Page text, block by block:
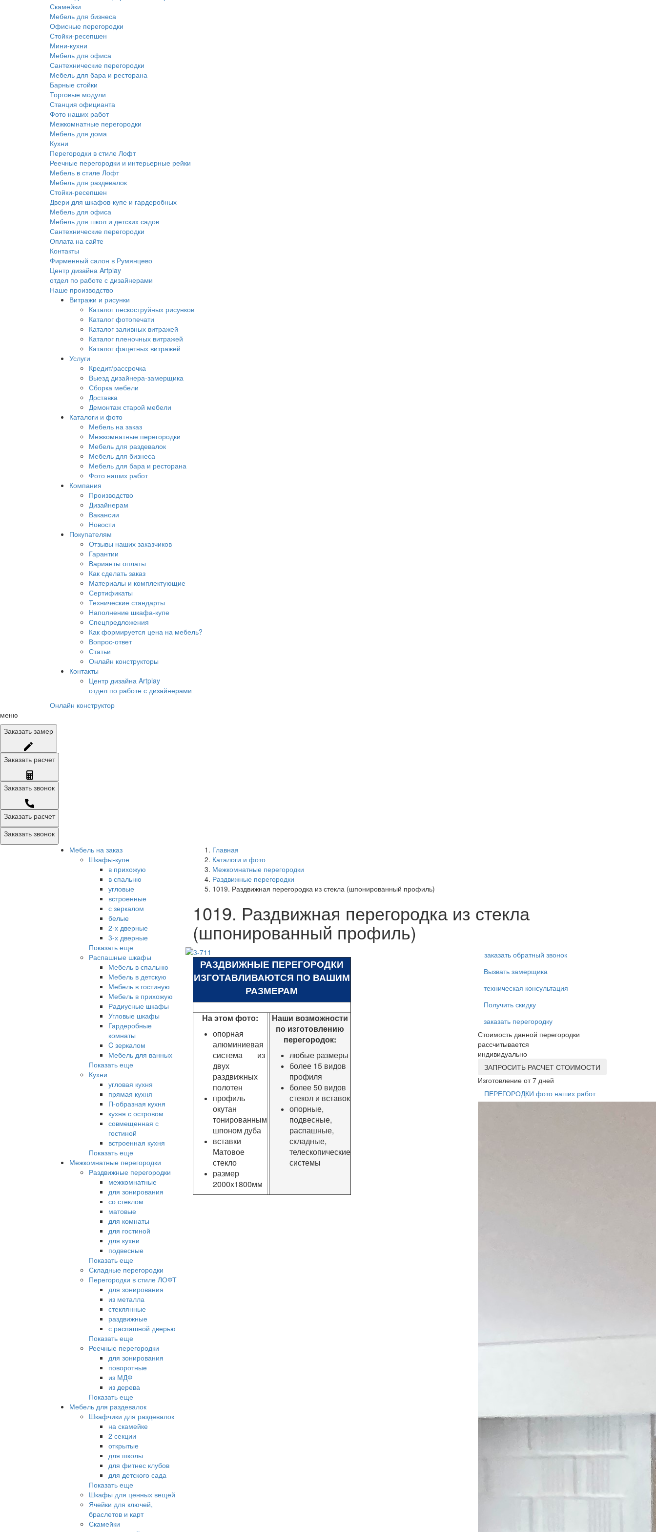
Скамейки
Мебель для бизнеса
Офисные перегородки
Стойки-ресепшен
Мини-кухни
Мебель для офиса
Сантехнические перегородки
Мебель для бара и ресторана
Барные стойки
Торговые модули
Станция официанта
Фото наших работ
Межкомнатные перегородки
Мебель для дома
Кухни
Перегородки в стиле Лофт
Реечные перегородки и интерьерные рейки
Мебель в стиле Лофт
Мебель для раздевалок
Стойки-ресепшен
Двери для шкафов-купе и гардеробных
Мебель для офиса
Мебель для школ и детских садов
Сантехнические перегородки
Оплата на сайте
Контакты
Фирменный салон в Румянцево
Центр дизайна Artplay
отдел по работе с дизайнерами
Наше производство
Витражи и рисунки
Каталог пескоструйных рисунков
Каталог фотопечати
Каталог заливных витражей
Каталог пленочных витражей
Каталог фацетных витражей
Услуги
Кредит/рассрочка
Выезд дизайнера-замерщика
Сборка мебели
Доставка
Демонтаж старой мебели
Каталоги и фото
Мебель на заказ
Межкомнатные перегородки
Мебель для раздевалок
Мебель для бизнеса
Мебель для бара и ресторана
Фото наших работ
Компания
Производство
Дизайнерам
Вакансии
Новости
Покупателям
Отзывы наших заказчиков
Гарантии
Варианты оплаты
Как сделать заказ
Материалы и комплектующие
Сертификаты
Технические стандарты
Наполнение шкафа-купе
Спецпредложения
Как формируется цена на мебель?
Вопрос-ответ
Статьи
Онлайн конструкторы
Контакты
Центр дизайна Artplay
отдел по работе с дизайнерами
Онлайн конструктор
меню
Заказать замер
Заказать расчет
Заказать звонок
Заказать расчет
Заказать звонок
Мебель на заказ
Шкафы-купе
в прихожую
в спальню
угловые
встроенные
с зеркалом
белые
2-х дверные
3-х дверные
Показать еще
Распашные шкафы
Мебель в спальню
Мебель в детскую
Мебель в гостиную
Мебель в прихожую
Радиусные шкафы
Угловые шкафы
Гардеробные
комнаты
C зеркалом
Мебель для ванных
Показать еще
Кухни
угловая кухня
прямая кухня
П-образная кухня
кухня с островом
совмещенная с
гостиной
встроенная кухня
Показать еще
Межкомнатные перегородки
Раздвижные перегородки
межкомнатные
для зонирования
со стеклом
матовые
для комнаты
для гостиной
для кухни
подвесные
Показать еще
Складные перегородки
Перегородки в стиле ЛОФТ
для зонирования
из металла
стеклянные
раздвижные
с распашной дверью
Показать еще
Реечные перегородки
для зонирования
поворотные
из МДФ
из дерева
Показать еще
Мебель для раздевалок
Шкафчики для раздевалок
на скамейке
2 секции
открытые
для школы
для фитнес клубов
для детского сада
Показать еще
Шкафы для ценных вещей
Ячейки для ключей,
браслетов и карт
Скамейки
Главная
Каталоги и фото
Межкомнатные перегородки
Раздвижные перегородки
1019. Раздвижная перегородка из стекла (шпонированный профиль)
1019. Раздвижная перегородка из стекла
(шпонированный профиль)
РАЗДВИЖНЫЕ ПЕРЕГОРОДКИ
ИЗГОТАВЛИВАЮТСЯ ПО ВАШИМ
РАЗМЕРАМ
На этом фото:
опорная
алюминиевая
система из
двух
раздвижных
полотен
профиль
окутан
тонированным
шпоном дуба
вставки
Матовое
стекло
размер
2000х1800мм
Наши возможности
по изготовлению
перегородок:
любые размеры
более 15 видов
профиля
более 50 видов
стекол и вставок
опорные,
подвесные,
распашные,
складные,
телескопические
системы
заказать обратный звонок
Вызвать замерщика
техническая консультация
Получить скидку
заказать перегородку
Стоимость данной перегородки
рассчитывается
индивидуально
ЗАПРОСИТЬ РАСЧЕТ СТОИМОСТИ
Изготовление от 7 дней
ПЕРЕГОРОДКИ фото наших работ